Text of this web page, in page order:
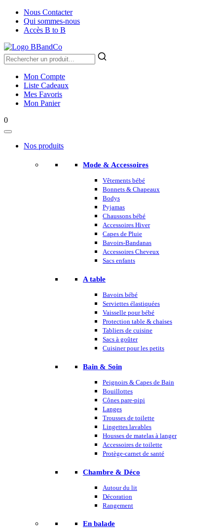
Nous Contacter
Qui sommes-nous
Accès B to B
Mon Compte
Liste Cadeaux
Mes Favoris
Mon Panier
0
Nos produits
Mode & Accessoires
Vêtements bébé
Bonnets & Chapeaux
Bodys
Pyjamas
Chaussons bébé
Accessoires Hiver
Capes de Pluie
Bavoirs-Bandanas
Accessoires Cheveux
Sacs enfants
A table
Bavoirs bébé
Serviettes élastiquées
Vaisselle pour bébé
Protection table & chaises
Tabliers de cuisine
Sacs à goûter
Cuisiner pour les petits
Bain & Soin
Peignoirs & Capes de Bain
Bouillottes
Cônes pare-pipi
Langes
Trousses de toilette
Lingettes lavables
Housses de matelas à langer
Accessoires de toilette
Protège-carnet de santé
Chambre & Déco
Autour du lit
Décoration
Rangement
En balade